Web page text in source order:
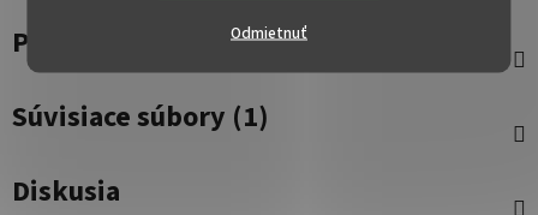
Odmietnuť
Parametre
Súvisiace súbory (1)
Diskusia